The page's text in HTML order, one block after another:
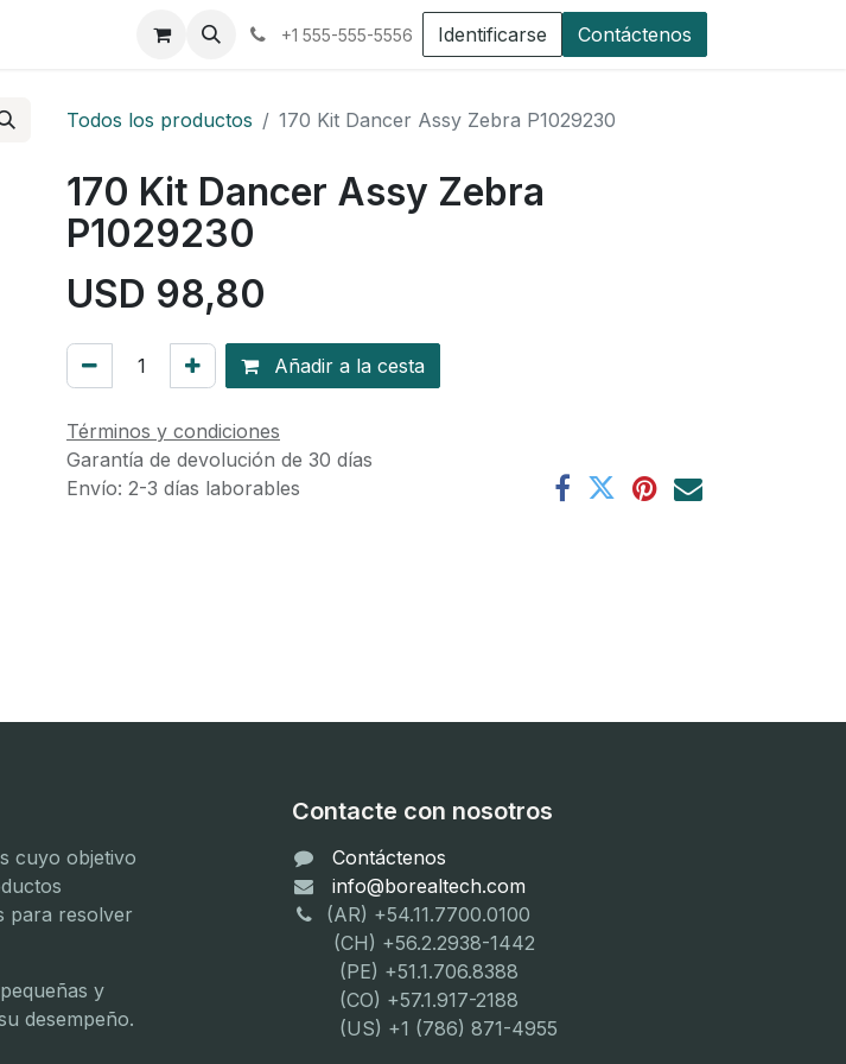
Planilla +1 555-555-5556 Identificarse Contáctenos
Todos los productos 170 Kit Dancer Assy Zebra P1029230
170 Kit Dancer Assy Zebra
P1029230
USD 98,80
Añadir a la cesta
Términos y condiciones
Garantía de devolución de 30 días
Envío: 2-3 días laborables
cuyo objetivo
para resolver
y
desempeño.
Contacte con nosotros
Contáctenos
info@borealtech.com
(AR) +54.11.7700.0100
(CH) +56.2.2938-1442
(PE) +51.1.706.8388
(CO) +57.1.917-2188
(US) +1 (786) 871-4955